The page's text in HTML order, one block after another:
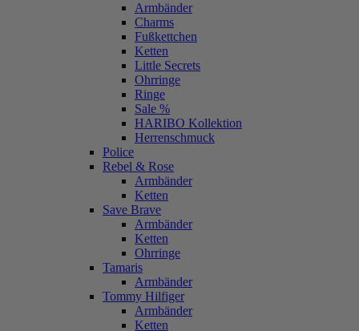
Armbänder
Charms
Fußkettchen
Ketten
Little Secrets
Ohrringe
Ringe
Sale %
HARIBO Kollektion
Herrenschmuck
Police
Rebel & Rose
Armbänder
Ketten
Save Brave
Armbänder
Ketten
Ohrringe
Tamaris
Armbänder
Tommy Hilfiger
Armbänder
Ketten